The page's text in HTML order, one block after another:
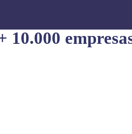
10.000